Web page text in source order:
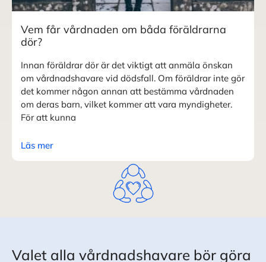
Vem får vårdnaden om båda föräldrarna
dör?
Innan föräldrar dör är det viktigt att anmäla önskan
om vårdnadshavare vid dödsfall. Om föräldrar inte gör
det kommer någon annan att bestämma vårdnaden
om deras barn, vilket kommer att vara myndigheter.
För att kunna
Läs mer
Valet alla vårdnadshavare bör göra